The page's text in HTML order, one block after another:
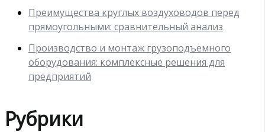
Преимущества круглых воздуховодов перед
прямоугольными: сравнительный анализ
Производство и монтаж грузоподъемного
оборудования: комплексные решения для
предприятий
Рубрики